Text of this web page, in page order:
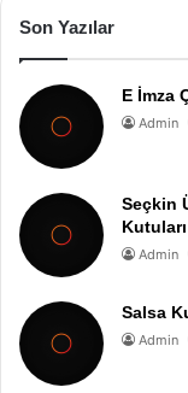
Son Yazılar
E İmza
Admin
Seçkin
Kutuları
Admin
Salsa
Admin